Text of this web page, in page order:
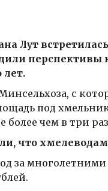
Лут
перспективы
лет.
с
под
более чем в три
что
за